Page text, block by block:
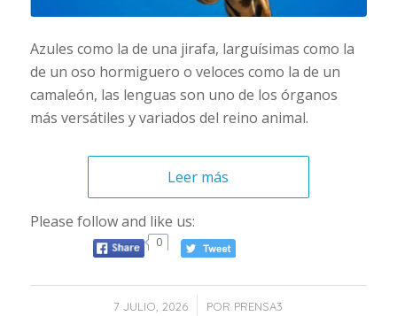
Azules como la de una jirafa, larguísimas como la
de un oso hormiguero o veloces como la de un
camaleón, las lenguas son uno de los órganos
más versátiles y variados del reino animal.
Leer más
Please follow and like us:
0
7 JULIO, 2026
/ POR PRENSA3